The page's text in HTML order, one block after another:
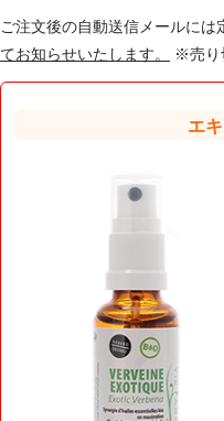
ご注文後の自動送信メールに
てお知らせいたします。
※売り
エ